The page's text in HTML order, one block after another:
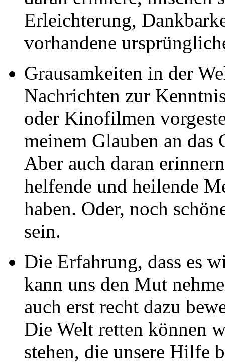
Erleichterung,
vorhandene
Grausamkeiten in der
Nachrichten zur
oder Kinofilmen
meinem Glauben an das
Aber auch daran
helfende und heilende
haben. Oder, noch
sein.
Die Erfahrung, dass es
kann uns den Mut
auch erst recht dazu
Die Welt retten können
stehen, die unsere Hilfe